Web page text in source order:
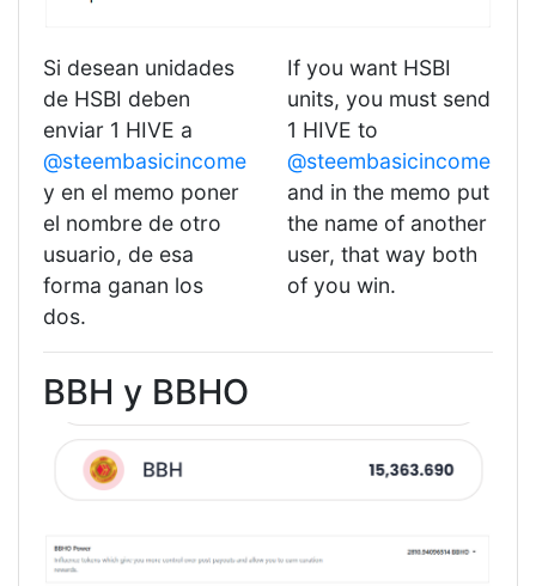
Si desean unidades
de HSBI deben
enviar 1 HIVE a
@steembasicincome
y en el memo poner
el nombre de otro
usuario, de esa
forma ganan los
dos.
If you want HSBI
units, you must send
1 HIVE to
@steembasicincome
and in the memo put
the name of another
user, that way both
of you win.
BBH y BBHO